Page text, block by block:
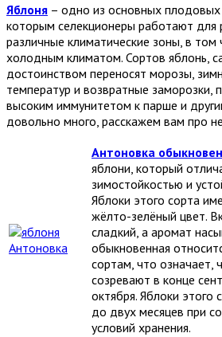
Яблоня – одно из основных плодовых
которым селекционеры работают для
различные климатические зоны, в том
холодным климатом. Сортов яблонь,
достоинством переносят морозы,
температур и возвратные заморозки,
высоким иммунитетом к парше и
довольно много, расскажем вам про
Антоновка
яблони, который
зимостойкостью и
Яблоки этого сорта
жёлто-зелёный цвет.
сладкий, а аромат
обыкновенная
сортам, что означает,
созревают в конце
октября. Яблоки этого
до двух месяцев при
условий хранения.